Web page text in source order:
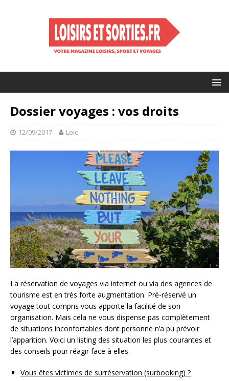
Dossier voyages : vos droits
12/09/2017 Loic
La réservation de voyages via internet ou via des agences de
tourisme est en très forte augmentation. Pré-réservé un
voyage tout compris vous apporte la facilité de son
organisation. Mais cela ne vous dispense pas complètement
de situations inconfortables dont personne n’a pu prévoir
l’apparition. Voici un listing des situation les plus courantes et
des conseils pour réagir face à elles.
Vous êtes victimes de surréservation (surbooking) ?